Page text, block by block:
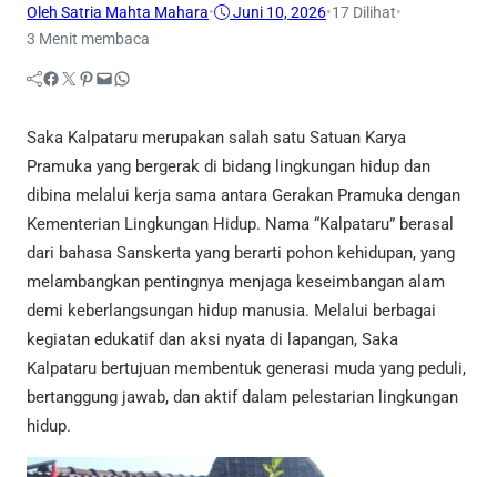
Oleh Satria Mahta Mahara• Juni 10, 2026•17 Dilihat•
3 Menit membaca
Facebook Twitter Pinterest Mail WhatsApp
Saka Kalpataru merupakan salah satu Satuan Karya
Pramuka yang bergerak di bidang lingkungan hidup dan
dibina melalui kerja sama antara Gerakan Pramuka dengan
Kementerian Lingkungan Hidup. Nama “Kalpataru” berasal
dari bahasa Sanskerta yang berarti pohon kehidupan, yang
melambangkan pentingnya menjaga keseimbangan alam
demi keberlangsungan hidup manusia. Melalui berbagai
kegiatan edukatif dan aksi nyata di lapangan, Saka
Kalpataru bertujuan membentuk generasi muda yang peduli,
bertanggung jawab, dan aktif dalam pelestarian lingkungan
hidup.